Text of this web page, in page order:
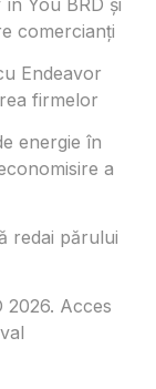
comercianți
Endeavor
firmelor
energie în
a
redai părului
2026. Acces